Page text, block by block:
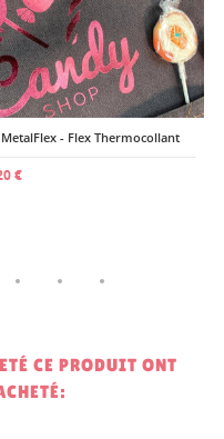
MetalFlex - Flex Thermocollant
€
CE PRODUIT ONT